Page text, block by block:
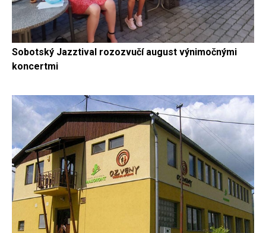
Sobotský Jazztival rozozvučí august výnimočnými
koncertmi